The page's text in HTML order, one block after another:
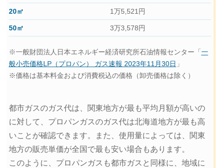
1万5,521円
3万3,578円
※一般財団法人日本エネルギー経済研究所石油情報センター「 一
般小売価格LP（プロパン） ガス速報 2023年11月30日 」
※価格は基本料金および消費税込の価格（卸売価格は除く）
都市ガスのガス代は、関東地方が最も平均月額が高いの
に対して、プロパンガスのガス代は北海道地方が最も高
いことが確認できます。また、使用量によっては、関東
地方の販売単価が全国で最も安い場合もあります。
このように、プロパンガスも都市ガスと同様に、地域に